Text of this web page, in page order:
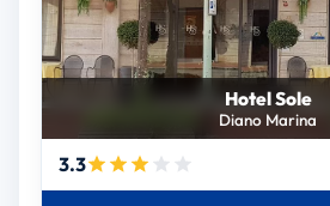
Hotel Sole
Diano Marina
3.3